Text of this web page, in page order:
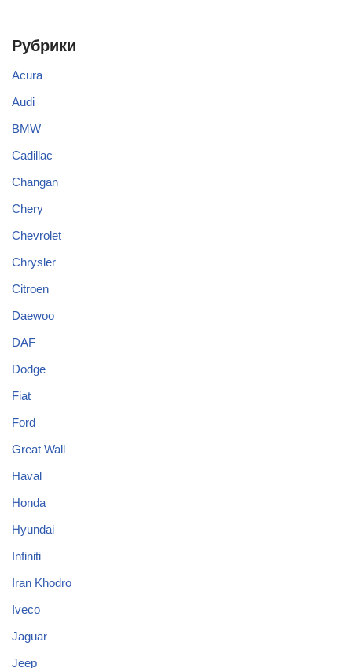
Рубрики
Acura
Audi
BMW
Cadillac
Changan
Chery
Chevrolet
Chrysler
Citroen
Daewoo
DAF
Dodge
Fiat
Ford
Great Wall
Haval
Honda
Hyundai
Infiniti
Iran Khodro
Iveco
Jaguar
Jeep